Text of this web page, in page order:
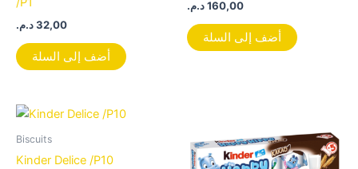
32,00د.م.
أضف إلى السلة
160,00د.م.
أضف إلى السلة
Biscuits
Kinder Delice /P10